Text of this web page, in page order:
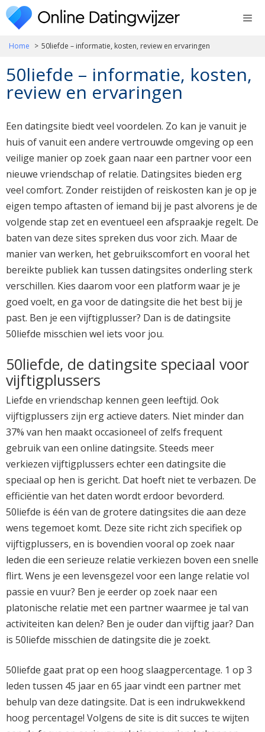
Ga
naar
Home 50liefde – informatie, kosten, review en ervaringen
50liefde – informatie, kosten,
review en ervaringen
Een datingsite biedt veel voordelen. Zo kan je vanuit je
huis of vanuit een andere vertrouwde omgeving op een
veilige manier op zoek gaan naar een partner voor een
nieuwe vriendschap of relatie. Datingsites bieden erg
veel comfort. Zonder reistijden of reiskosten kan je op je
eigen tempo aftasten of iemand bij je past alvorens je de
volgende stap zet en eventueel een afspraakje regelt. De
baten van deze sites spreken dus voor zich. Maar de
manier van werken, het gebruikscomfort en vooral het
bereikte publiek kan tussen datingsites onderling sterk
verschillen. Kies daarom voor een platform waar je je
goed voelt, en ga voor de datingsite die het best bij je
past. Ben je een vijftigplusser? Dan is de datingsite
50liefde misschien wel iets voor jou.
50liefde, de datingsite speciaal voor
vijftigplussers
Liefde en vriendschap kennen geen leeftijd. Ook
vijftigplussers zijn erg actieve daters. Niet minder dan
37% van hen maakt occasioneel of zelfs frequent
gebruik van een online datingsite. Steeds meer
verkiezen vijftigplussers echter een datingsite die
speciaal op hen is gericht. Dat hoeft niet te verbazen. De
efficiëntie van het daten wordt erdoor bevorderd.
50liefde is één van de grotere datingsites die aan deze
wens tegemoet komt. Deze site richt zich specifiek op
vijftigplussers, en is bovendien vooral op zoek naar
leden die een serieuze relatie verkiezen boven een snelle
flirt. Wens je een levensgezel voor een lange relatie vol
passie en vuur? Ben je eerder op zoek naar een
platonische relatie met een partner waarmee je tal van
activiteiten kan delen? Ben je ouder dan vijftig jaar? Dan
is 50liefde misschien de datingsite die je zoekt.
50liefde gaat prat op een hoog slaagpercentage. 1 op 3
leden tussen 45 jaar en 65 jaar vindt een partner met
behulp van deze datingsite. Dat is een indrukwekkend
hoog percentage! Volgens de site is dit succes te wijten